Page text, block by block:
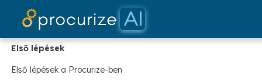
Első lépések
Első lépések a Procurize-ben